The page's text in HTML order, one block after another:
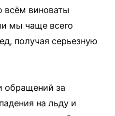
всём виноваты
мы чаще всего
получая серьезную
обращений за
на льду и